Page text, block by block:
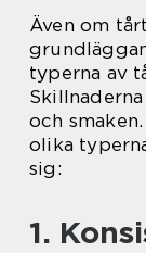
Även om
typerna av
och
olika
sig:
1.